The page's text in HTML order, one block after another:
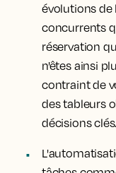
évolutions de
concurrents
réservation
n'êtes ainsi
contraint de
des tableurs
décisions clés.